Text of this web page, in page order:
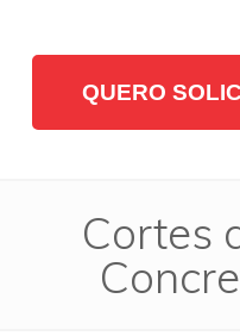
QUERO
Cortes